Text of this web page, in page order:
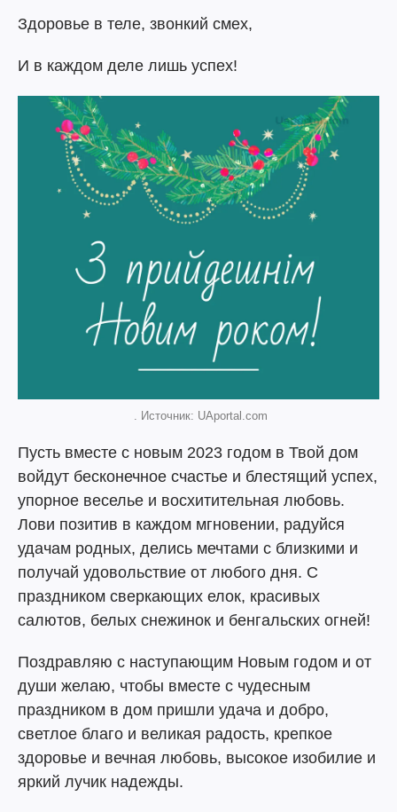
Здоровье в теле, звонкий смех,
И в каждом деле лишь успех!
. Источник: UAportal.com
Пусть вместе с новым 2023 годом в Твой дом
войдут бесконечное счастье и блестящий успех,
упорное веселье и восхитительная любовь.
Лови позитив в каждом мгновении, радуйся
удачам родных, делись мечтами с близкими и
получай удовольствие от любого дня. С
праздником сверкающих елок, красивых
салютов, белых снежинок и бенгальских огней!
Поздравляю с наступающим Новым годом и от
души желаю, чтобы вместе с чудесным
праздником в дом пришли удача и добро,
светлое благо и великая радость, крепкое
здоровье и вечная любовь, высокое изобилие и
яркий лучик надежды.